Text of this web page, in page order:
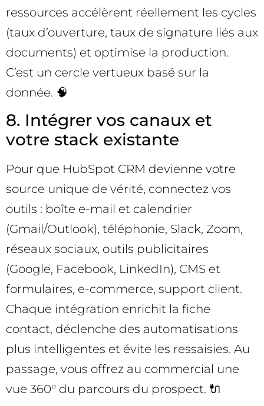
ressources accélèrent réellement les cycles
(taux d’ouverture, taux de signature liés aux
documents) et optimise la production.
C’est un cercle vertueux basé sur la
donnée. 🧠
8. Intégrer vos canaux et
votre stack existante
Pour que HubSpot CRM devienne votre
source unique de vérité, connectez vos
outils : boîte e-mail et calendrier
(Gmail/Outlook), téléphonie, Slack, Zoom,
réseaux sociaux, outils publicitaires
(Google, Facebook, LinkedIn), CMS et
formulaires, e-commerce, support client.
Chaque intégration enrichit la fiche
contact, déclenche des automatisations
plus intelligentes et évite les ressaisies. Au
passage, vous offrez au commercial une
vue 360° du parcours du prospect. 🔌